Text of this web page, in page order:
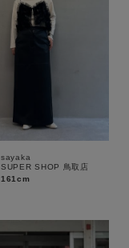
sayaka
SUPER SHOP 鳥取店
161cm